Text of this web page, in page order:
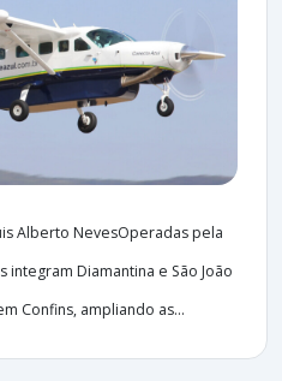
Alberto NevesOperadas pela
integram Diamantina e São João
Confins, ampliando as...